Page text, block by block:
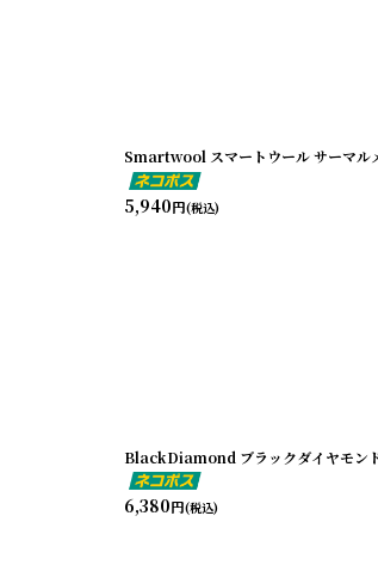
Smartwool スマートウール サーマル
5,940円(税込)
BlackDiamond ブラックダイヤモン
6,380円(税込)